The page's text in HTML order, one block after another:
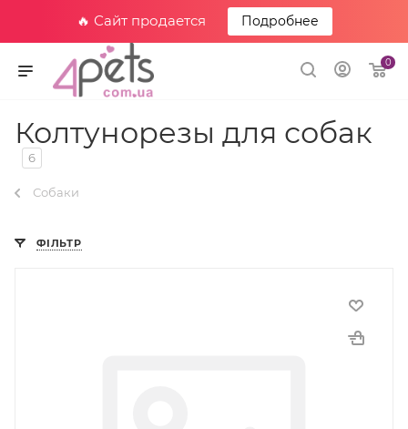
🔥 Сайт продается Подробнее
0
Колтунорезы для собак
6
Собаки
ФІЛЬТР